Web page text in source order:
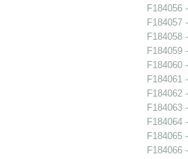
F184056
F184057
F184058
F184059
F184060
F184061
F184062
F184063
F184064
F184065
F184066